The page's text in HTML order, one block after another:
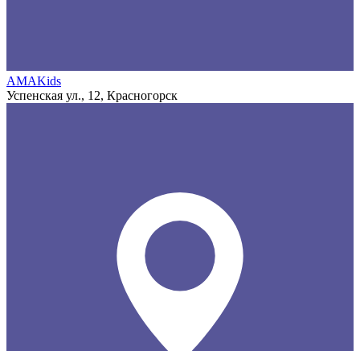
AMAKids
Успенская ул., 12, Красногорск